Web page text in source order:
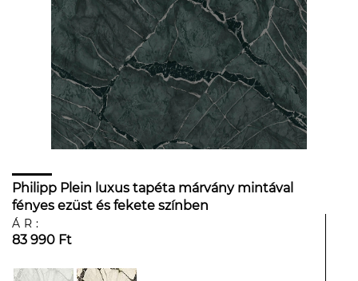
Philipp Plein luxus tapéta márvány mintával
fényes ezüst és fekete színben
ÁR:
83 990 Ft